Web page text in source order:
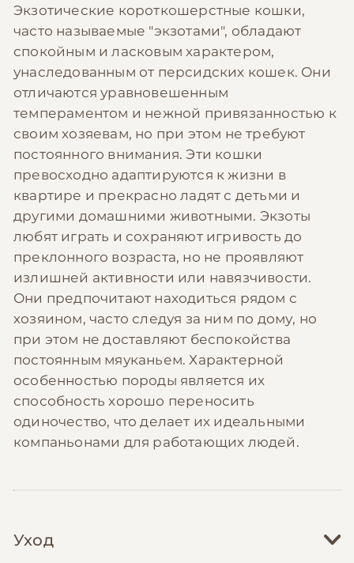
Экзотические короткошерстные кошки,
часто называемые "экзотами", обладают
спокойным и ласковым характером,
унаследованным от персидских кошек. Они
отличаются уравновешенным
темпераментом и нежной привязанностью к
своим хозяевам, но при этом не требуют
постоянного внимания. Эти кошки
превосходно адаптируются к жизни в
квартире и прекрасно ладят с детьми и
другими домашними животными. Экзоты
любят играть и сохраняют игривость до
преклонного возраста, но не проявляют
излишней активности или навязчивости.
Они предпочитают находиться рядом с
хозяином, часто следуя за ним по дому, но
при этом не доставляют беспокойства
постоянным мяуканьем. Характерной
особенностью породы является их
способность хорошо переносить
одиночество, что делает их идеальными
компаньонами для работающих людей.
Уход